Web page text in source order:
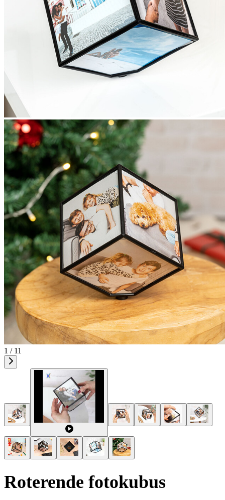
1 / 11
Roterende fotokubus